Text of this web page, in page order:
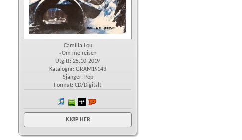
Camilla Lou
«Om me reise»
Utgitt: 25.10-2019
Katalognr: GRAM19143
Sjanger: Pop
Format: CD/Digitalt
iTunesspotifywimp
KJØP HER